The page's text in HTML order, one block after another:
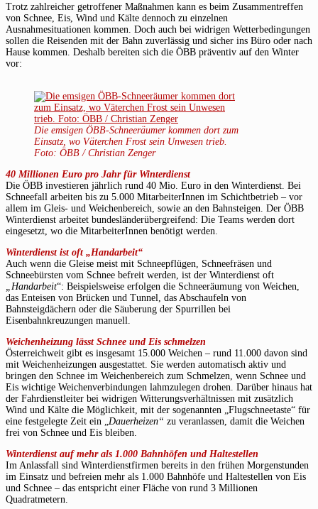
Trotz zahlreicher getroffener Maßnahmen kann es beim Zusammentreffen
von Schnee, Eis, Wind und Kälte dennoch zu einzelnen
Ausnahmesituationen kommen. Doch auch bei widrigen Wetterbedingungen
sollen die Reisenden mit der Bahn zuverlässig und sicher ins Büro oder nach
Hause kommen. Deshalb bereiten sich die ÖBB präventiv auf den Winter
vor:
Die emsigen ÖBB-Schneeräumer kommen dort zum
Einsatz, wo Väterchen Frost sein Unwesen trieb.
Foto: ÖBB / Christian Zenger
40 Millionen Euro pro Jahr für Winterdienst
Die ÖBB investieren jährlich rund 40 Mio. Euro in den Winterdienst. Bei
Schneefall arbeiten bis zu 5.000 MitarbeiterInnen im Schichtbetrieb – vor
allem im Gleis- und Weichenbereich, sowie an den Bahnsteigen. Der ÖBB
Winterdienst arbeitet bundesländerübergreifend: Die Teams werden dort
eingesetzt, wo die MitarbeiterInnen benötigt werden.
Winterdienst ist oft „Handarbeit“
Auch wenn die Gleise meist mit Schneepflügen, Schneefräsen und
Schneebürsten vom Schnee befreit werden, ist der Winterdienst oft
„Handarbeit“: Beispielsweise erfolgen die Schneeräumung von Weichen,
das Enteisen von Brücken und Tunnel, das Abschaufeln von
Bahnsteigdächern oder die Säuberung der Spurrillen bei
Eisenbahnkreuzungen manuell.
Weichenheizung lässt Schnee und Eis schmelzen
Österreichweit gibt es insgesamt 15.000 Weichen – rund 11.000 davon sind
mit Weichenheizungen ausgestattet. Sie werden automatisch aktiv und
bringen den Schnee im Weichenbereich zum Schmelzen, wenn Schnee und
Eis wichtige Weichenverbindungen lahmzulegen drohen. Darüber hinaus hat
der Fahrdienstleiter bei widrigen Witterungsverhältnissen mit zusätzlich
Wind und Kälte die Möglichkeit, mit der sogenannten „Flugschneetaste“ für
eine festgelegte Zeit ein „ Dauerheizen“ zu veranlassen, damit die Weichen
frei von Schnee und Eis bleiben.
Winterdienst auf mehr als 1.000 Bahnhöfen und Haltestellen
Im Anlassfall sind Winterdienstfirmen bereits in den frühen Morgenstunden
im Einsatz und befreien mehr als 1.000 Bahnhöfe und Haltestellen von Eis
und Schnee – das entspricht einer Fläche von rund 3 Millionen
Quadratmetern.